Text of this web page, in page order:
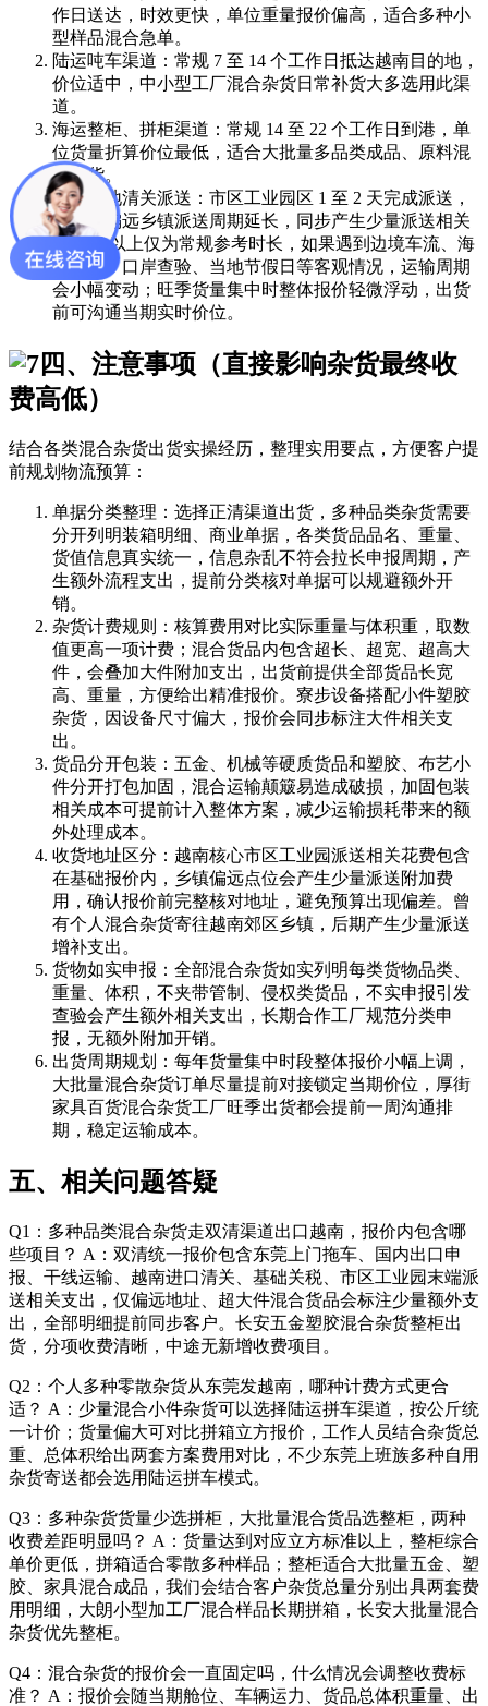
作日送达，时效更快，单位重量报价偏高，适合多种小
型样品混合急单。
陆运吨车渠道：常规 7 至 14 个工作日抵达越南目的地，
价位适中，中小型工厂混合杂货日常补货大多选用此渠
道。
海运整柜、拼柜渠道：常规 14 至 22 个工作日到港，单
位货量折算价位最低，适合大批量多品类成品、原料混
合出货。
越南本地清关派送：市区工业园区 1 至 2 天完成派送，
郊区、偏远乡镇派送周期延长，同步产生少量派送相关
支出。 以上仅为常规参考时长，如果遇到边境车流、海
上天气、口岸查验、当地节假日等客观情况，运输周期
会小幅变动；旺季货量集中时整体报价轻微浮动，出货
前可沟通当期实时价位。
四、注意事项（直接影响杂货最终收
费高低）
结合各类混合杂货出货实操经历，整理实用要点，方便客户提
前规划物流预算：
单据分类整理：选择正清渠道出货，多种品类杂货需要
分开列明装箱明细、商业单据，各类货品品名、重量、
货值信息真实统一，信息杂乱不符会拉长申报周期，产
生额外流程支出，提前分类核对单据可以规避额外开
销。
杂货计费规则：核算费用对比实际重量与体积重，取数
值更高一项计费；混合货品内包含超长、超宽、超高大
件，会叠加大件附加支出，出货前提供全部货品长宽
高、重量，方便给出精准报价。寮步设备搭配小件塑胶
杂货，因设备尺寸偏大，报价会同步标注大件相关支
出。
货品分开包装：五金、机械等硬质货品和塑胶、布艺小
件分开打包加固，混合运输颠簸易造成破损，加固包装
相关成本可提前计入整体方案，减少运输损耗带来的额
外处理成本。
收货地址区分：越南核心市区工业园派送相关花费包含
在基础报价内，乡镇偏远点位会产生少量派送附加费
用，确认报价前完整核对地址，避免预算出现偏差。曾
有个人混合杂货寄往越南郊区乡镇，后期产生少量派送
增补支出。
货物如实申报：全部混合杂货如实列明每类货物品类、
重量、体积，不夹带管制、侵权类货品，不实申报引发
查验会产生额外相关支出，长期合作工厂规范分类申
报，无额外附加开销。
出货周期规划：每年货量集中时段整体报价小幅上调，
大批量混合杂货订单尽量提前对接锁定当期价位，厚街
家具百货混合杂货工厂旺季出货都会提前一周沟通排
期，稳定运输成本。
五、相关问题答疑
Q1：多种品类混合杂货走双清渠道出口越南，报价内包含哪
些项目？ A：双清统一报价包含东莞上门拖车、国内出口申
报、干线运输、越南进口清关、基础关税、市区工业园末端派
送相关支出，仅偏远地址、超大件混合货品会标注少量额外支
出，全部明细提前同步客户。长安五金塑胶混合杂货整柜出
货，分项收费清晰，中途无新增收费项目。
Q2：个人多种零散杂货从东莞发越南，哪种计费方式更合
适？ A：少量混合小件杂货可以选择陆运拼车渠道，按公斤统
一计价；货量偏大可对比拼箱立方报价，工作人员结合杂货总
重、总体积给出两套方案费用对比，不少东莞上班族多种自用
杂货寄送都会选用陆运拼车模式。
Q3：多种杂货货量少选拼柜，大批量混合货品选整柜，两种
收费差距明显吗？ A：货量达到对应立方标准以上，整柜综合
单价更低，拼箱适合零散多种样品；整柜适合大批量五金、塑
胶、家具混合成品，我们会结合客户杂货总量分别出具两套费
用明细，大朗小型加工厂混合样品长期拼箱，长安大批量混合
杂货优先整柜。
Q4：混合杂货的报价会一直固定吗，什么情况会调整收费标
准？ A：报价会随当期舱位、车辆运力、货品总体积重量、出